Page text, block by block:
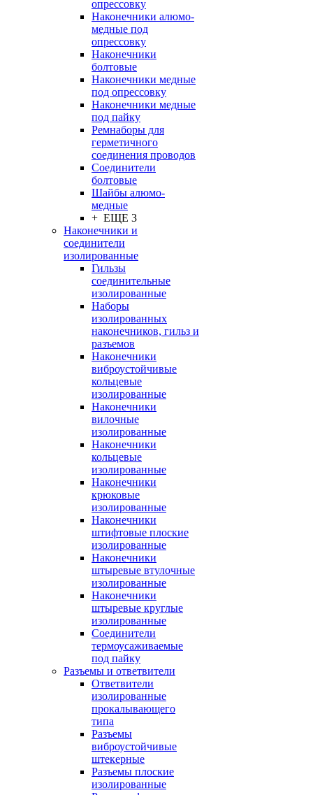
опрессовку
Наконечники алюмо-
медные под
опрессовку
Наконечники
болтовые
Наконечники медные
под опрессовку
Наконечники медные
под пайку
Ремнаборы для
герметичного
соединения проводов
Соединители
болтовые
Шайбы алюмо-
медные
+ ЕЩЕ 3
Наконечники и
соединители
изолированные
Гильзы
соединительные
изолированные
Наборы
изолированных
наконечников, гильз и
разъемов
Наконечники
виброустойчивые
кольцевые
изолированные
Наконечники
вилочные
изолированные
Наконечники
кольцевые
изолированные
Наконечники
крюковые
изолированные
Наконечники
штифтовые плоские
изолированные
Наконечники
штыревые втулочные
изолированные
Наконечники
штыревые круглые
изолированные
Соединители
термоусаживаемые
под пайку
Разъемы и ответвители
Ответвители
изолированные
прокалывающего
типа
Разъемы
виброустойчивые
штекерные
Разъемы плоские
изолированные